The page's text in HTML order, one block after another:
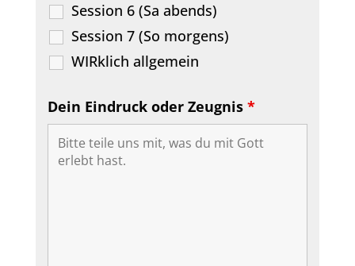
Session 6 (Sa abends)
Session 7 (So morgens)
WIRklich allgemein
Dein Eindruck oder Zeugnis *